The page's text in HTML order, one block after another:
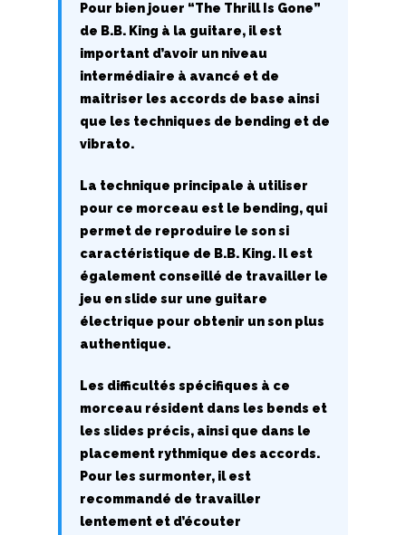
Pour bien jouer “The Thrill Is Gone”
de B.B. King à la guitare, il est
important d’avoir un niveau
intermédiaire à avancé et de
maitriser les accords de base ainsi
que les techniques de bending et de
vibrato.
La technique principale à utiliser
pour ce morceau est le bending, qui
permet de reproduire le son si
caractéristique de B.B. King. Il est
également conseillé de travailler le
jeu en slide sur une guitare
électrique pour obtenir un son plus
authentique.
Les difficultés spécifiques à ce
morceau résident dans les bends et
les slides précis, ainsi que dans le
placement rythmique des accords.
Pour les surmonter, il est
recommandé de travailler
lentement et d’écouter
C
D
E
G
H
I
J
L
M
N
O